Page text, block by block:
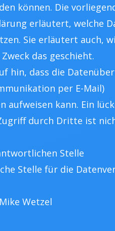
können. Die
erläutert, welche
Sie erläutert auch,
das geschieht.
hin, dass die
per E-Mail)
aufweisen kann. Ein
durch Dritte ist
Stelle
Stelle für die
Wetzel